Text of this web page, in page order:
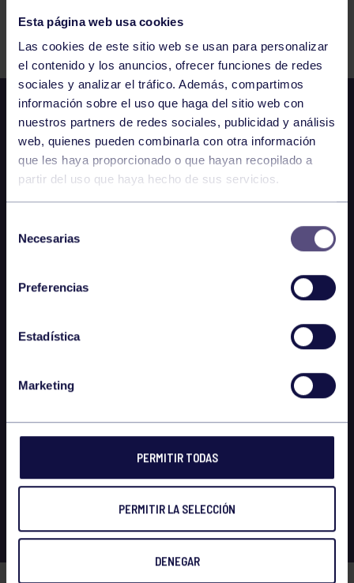
Esta página web usa cookies
Las cookies de este sitio web se usan para personalizar
el contenido y los anuncios, ofrecer funciones de redes
sociales y analizar el tráfico. Además, compartimos
información sobre el uso que haga del sitio web con
nuestros partners de redes sociales, publicidad y análisis
web, quienes pueden combinarla con otra información
que les haya proporcionado o que hayan recopilado a
partir del uso que haya hecho de sus servicios.
Necesarias
Preferencias
Estadística
Marketing
PERMITIR TODAS
PERMITIR LA SELECCIÓN
DENEGAR